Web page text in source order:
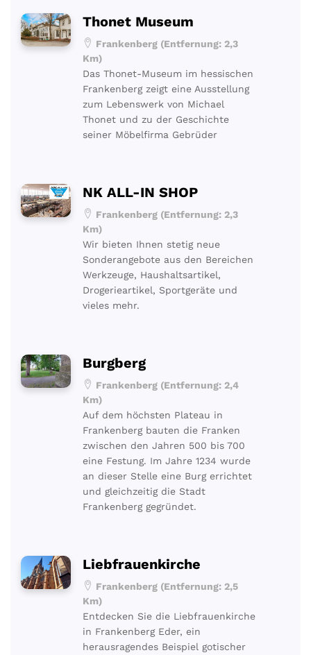
Thonet Museum
Frankenberg (Entfernung: 2,3
Km)
Das Thonet-Museum im hessischen
Frankenberg zeigt eine Ausstellung
zum Lebenswerk von Michael
Thonet und zu der Geschichte
seiner Möbelfirma Gebrüder
NK ALL-IN SHOP
Frankenberg (Entfernung: 2,3
Km)
Wir bieten Ihnen stetig neue
Sonderangebote aus den Bereichen
Werkzeuge, Haushaltsartikel,
Drogerieartikel, Sportgeräte und
vieles mehr.
Burgberg
Frankenberg (Entfernung: 2,4
Km)
Auf dem höchsten Plateau in
Frankenberg bauten die Franken
zwischen den Jahren 500 bis 700
eine Festung. Im Jahre 1234 wurde
an dieser Stelle eine Burg errichtet
und gleichzeitig die Stadt
Frankenberg gegründet.
Liebfrauenkirche
Frankenberg (Entfernung: 2,5
Km)
Entdecken Sie die Liebfrauenkirche
in Frankenberg Eder, ein
herausragendes Beispiel gotischer